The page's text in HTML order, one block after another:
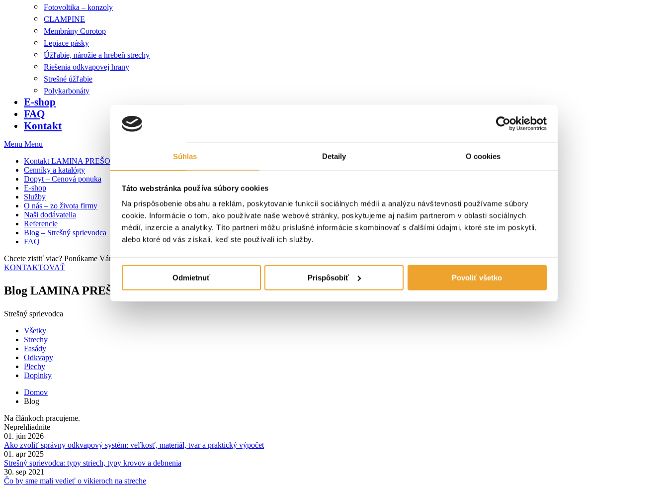
Súhlas Detaily O cookies
Táto webstránka používa súbory cookies
Na prispôsobenie obsahu a reklám, poskytovanie funkcií sociálnych médií a analýzu návštevnosti používame súbory
cookie. Informácie o tom, ako používate naše webové stránky, poskytujeme aj našim partnerom v oblasti sociálnych
médií, inzercie a analytiky. Títo partneri môžu príslušné informácie skombinovať s ďalšími údajmi, ktoré ste im poskytli,
alebo ktoré od vás získali, keď ste používali ich služby.
Odmietnuť Prispôsobiť Povoliť všetko
Fotovoltika – konzoly
CLAMPINE
Membrány Corotop
Lepiace pásky
Úžľabie, nárožie a hrebeň strechy
Riešenia odkvapovej hrany
Strešné úžľabie
Polykarbonáty
E-shop
FAQ
Kontakt
Menu Menu
Kontakt LAMINA PREŠOV
Cenníky a katalógy
Dopyt – Cenová ponuka
E-shop
Služby
O nás – zo života firmy
Naši dodávatelia
Referencie
Blog – Strešný sprievodca
FAQ
Chcete zistiť viac? Ponúkame Vám individuálnu konzultáciu zdarma
KONTAKTOVAŤ
Blog LAMINA PREŠOV
Strešný sprievodca
Všetky
Strechy
Fasády
Odkvapy
Plechy
Doplnky
Domov
Blog
Na článkoch pracujeme.
Neprehliadnite
01. jún 2026
Ako zvoliť správny odkvapový systém: veľkosť, materiál, tvar a praktický výpočet
01. apr 2025
Strešný sprievodca: typy striech, typy krovov a debnenia
30. sep 2021
Čo by sme mali vedieť o vikieroch na streche